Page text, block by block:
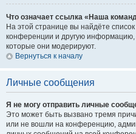
Что означает ссылка «Наша
На этой странице вы найдёте
конференции и другую информацию,
которые они модерируют.
Вернуться к началу
Личные сообщения
Я не могу отправить личные
Это может быть вызвано тремя
или не вошли на конференцию,